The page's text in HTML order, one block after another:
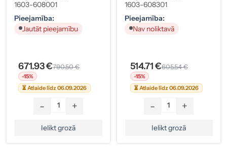
1603-608001
Pieejamība:
Jautāt pieejamību
671.93 €790.50 €
-15%
⏳ Atlaide līdz 06.09.2026
- +
Ielikt grozā
1603-608301
Pieejamība:
Nav noliktavā
514.71 €605.54 €
-15%
⏳ Atlaide līdz 06.09.2026
- +
Ielikt grozā